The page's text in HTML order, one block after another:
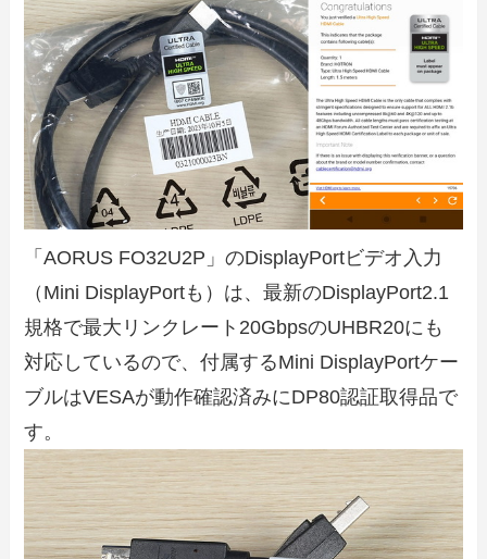
「AORUS FO32U2P」のDisplayPortビデオ入力
（Mini DisplayPortも）は、最新のDisplayPort2.1
規格で最大リンクレート20GbpsのUHBR20にも
対応しているので、付属するMini DisplayPortケー
ブルはVESAが動作確認済みにDP80認証取得品で
す。